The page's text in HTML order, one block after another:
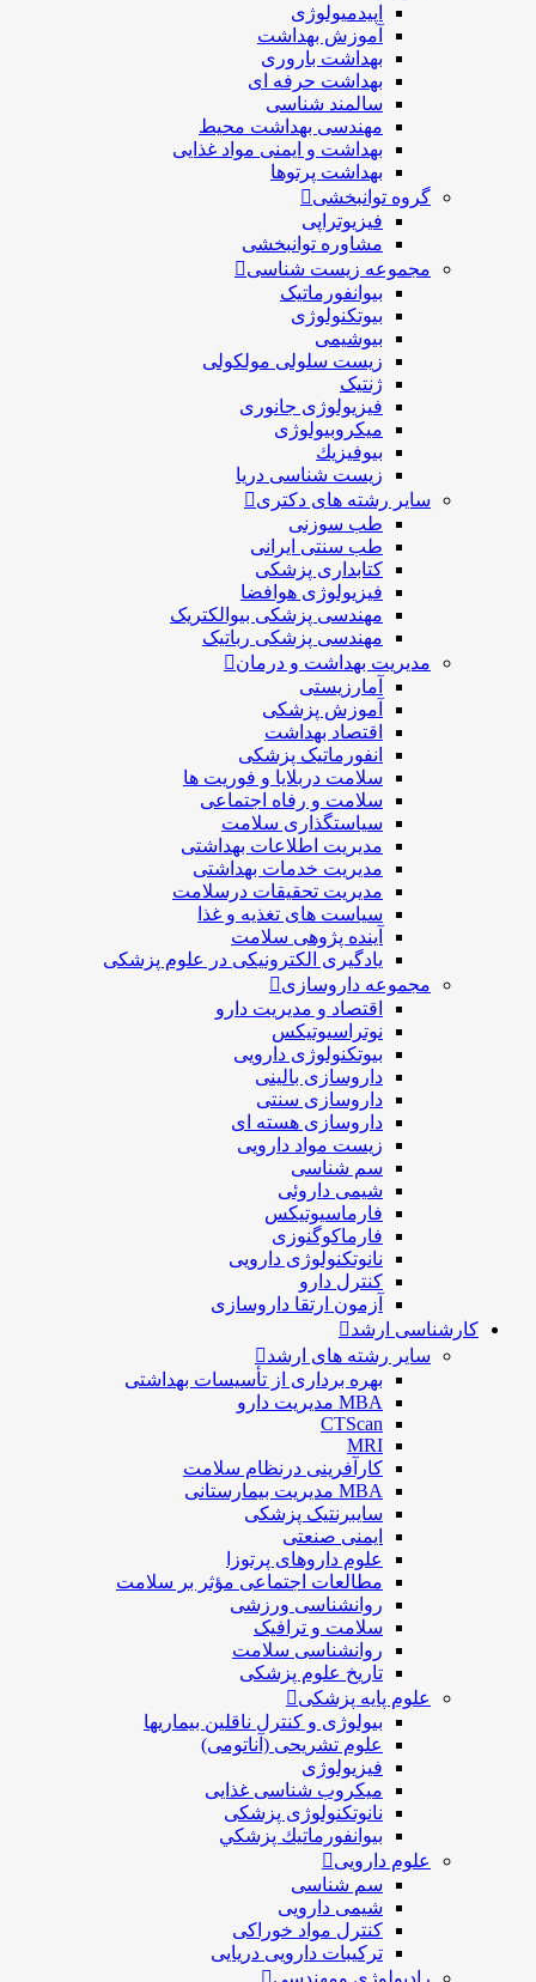
اپیدمیولوژی
آموزش بهداشت
بهداشت باروری
بهداشت حرفه ای
سالمند شناسی
مهندسی بهداشت محيط
بهداشت و ایمنی مواد غذایی
بهداشت پرتوها
گروه توانبخشی
فیزیوتراپی
مشاوره توانبخشی
مجموعه زیست شناسی
بیوانفورماتیک
بیوتکنولوژی
بیوشیمی
زیست سلولی مولکولی
ژنتیک
فیزیولوژی جانوری
میکروبیولوژی
بيوفيزيك
زیست شناسی دریا
سایر رشته های دکتری
طب سوزنی
طب سنتی ایرانی
کتابداری پزشکی
فیزیولوژی هوافضا
مهندسی پزشکی بیوالکتریک
مهندسی پزشکی رباتیک
مدیریت بهداشت و درمان
آمارزیستی
آموزش پزشکی
اقتصاد بهداشت
انفورماتیک پزشکی
سلامت دربلايا و فوريت ها
سلامت و رفاه اجتماعی
سیاستگذاری سلامت
مدیریت اطلاعات بهداشتی
مدیریت خدمات بهداشتی
مدیریت تحقیقات درسلامت
سیاست های تغذیه و غذا
آینده پژوهی سلامت
یادگیری الکترونیکی در علوم پزشکی
مجموعه داروسازی
اقتصاد و مديريت دارو
نوتراسیوتیکس
بيوتكنولوژی دارویی
داروسازی بالينی
داروسازی سنتی
داروسازی هسته ای
زیست مواد دارویی
سم شناسی
شيمی داروئی
فارماسيوتيكس
فارماكوگنوزی
نانوتکنولوژی دارویی
كنترل دارو
آزمون ارتقا داروسازی
کارشناسی ارشد
سایر رشته های ارشد
بهره برداری از تأسیسات بهداشتی
MBA مدیریت دارو
CTScan
MRI
کارآفرینی درنظام سلامت
MBA مدیریت بیمارستانی
سایبرنتیک پزشکی
ایمنی صنعتی
علوم داروهای پرتوزا
مطالعات اجتماعی مؤثر بر سلامت
روانشناسی ورزشی
سلامت و ترافیک
روانشناسی سلامت
تاریخ علوم پزشکی
علوم پایه پزشکی
بیولوژی و کنترل ناقلین بیماریها
علوم تشریحی (آناتومی)
فیزیولوژی
ميكروب شناسی غذایی
نانوتکنولوژی پزشکی
بيوانفورماتيك پزشكي
علوم دارویی
سم شناسی
شیمی دارویی
کنترل مواد خوراکی
ترکیبات دارویی دریایی
رادیولوژی ومهندسی